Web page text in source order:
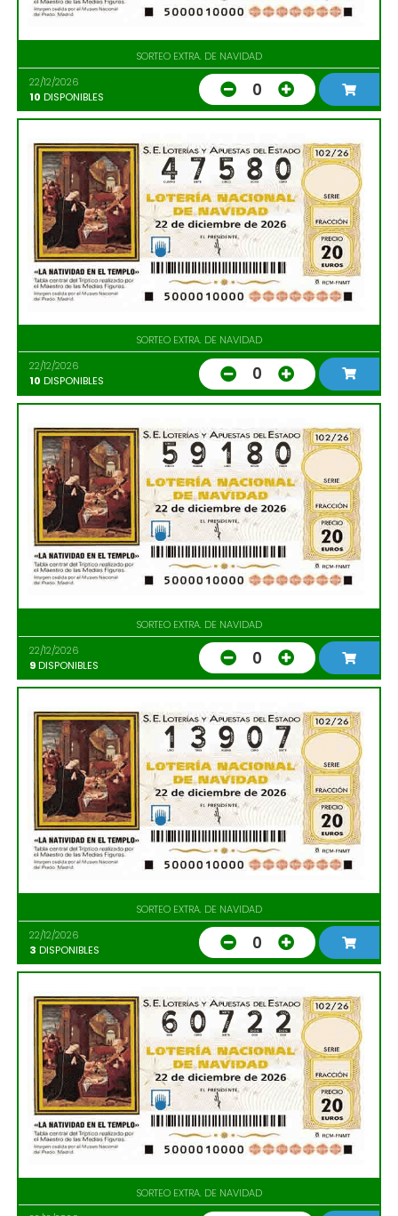
SORTEO EXTRA. DE NAVIDAD
22/12/2026
10 DISPONIBLES 0
SORTEO EXTRA. DE NAVIDAD
22/12/2026
10 DISPONIBLES 0
SORTEO EXTRA. DE NAVIDAD
22/12/2026
9DISPONIBLES 0
SORTEO EXTRA. DE NAVIDAD
22/12/2026
3 DISPONIBLES 0
SORTEO EXTRA. DE NAVIDAD